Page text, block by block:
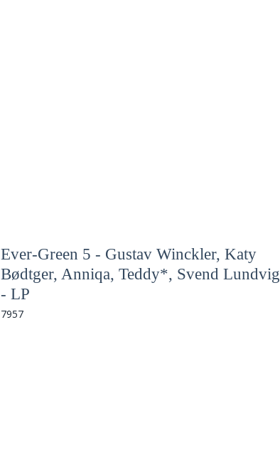
Ever-Green 5 - Gustav Winckler, Katy
Bødtger, Anniqa, Teddy*, Svend Lundvig
- LP
7957